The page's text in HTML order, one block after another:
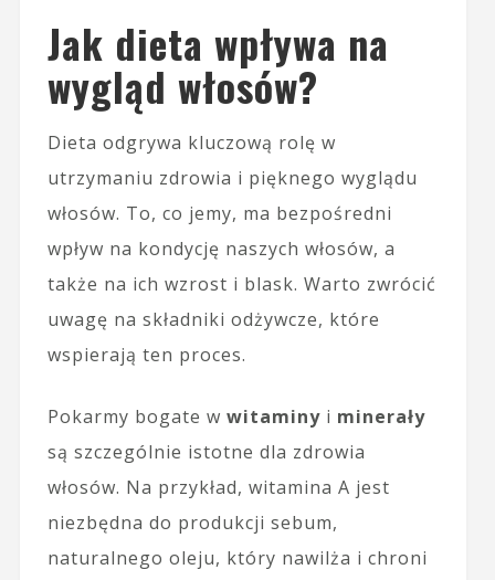
Jak dieta wpływa na
wygląd włosów?
Dieta odgrywa kluczową rolę w
utrzymaniu zdrowia i pięknego wyglądu
włosów. To, co jemy, ma bezpośredni
wpływ na kondycję naszych włosów, a
także na ich wzrost i blask. Warto zwrócić
uwagę na składniki odżywcze, które
wspierają ten proces.
Pokarmy bogate w witaminyi minerały
są szczególnie istotne dla zdrowia
włosów. Na przykład, witamina A jest
niezbędna do produkcji sebum,
naturalnego oleju, który nawilża i chroni